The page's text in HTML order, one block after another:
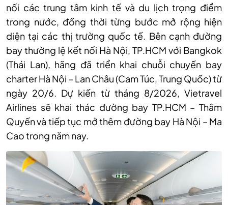
nối các trung tâm kinh tế và du lịch trọng điểm
trong nước, đồng thời từng bước mở rộng hiện
diện tại các thị trường quốc tế. Bên cạnh đường
bay thường lệ kết nối Hà Nội, TP.HCM với Bangkok
(Thái Lan), hãng đã triển khai chuỗi chuyến bay
charter Hà Nội – Lan Châu (Cam Túc, Trung Quốc) từ
ngày 20/6. Dự kiến từ tháng 8/2026, Vietravel
Airlines sẽ khai thác đường bay TP.HCM – Thâm
Quyến và tiếp tục mở thêm đường bay Hà Nội – Ma
Cao trong năm nay.